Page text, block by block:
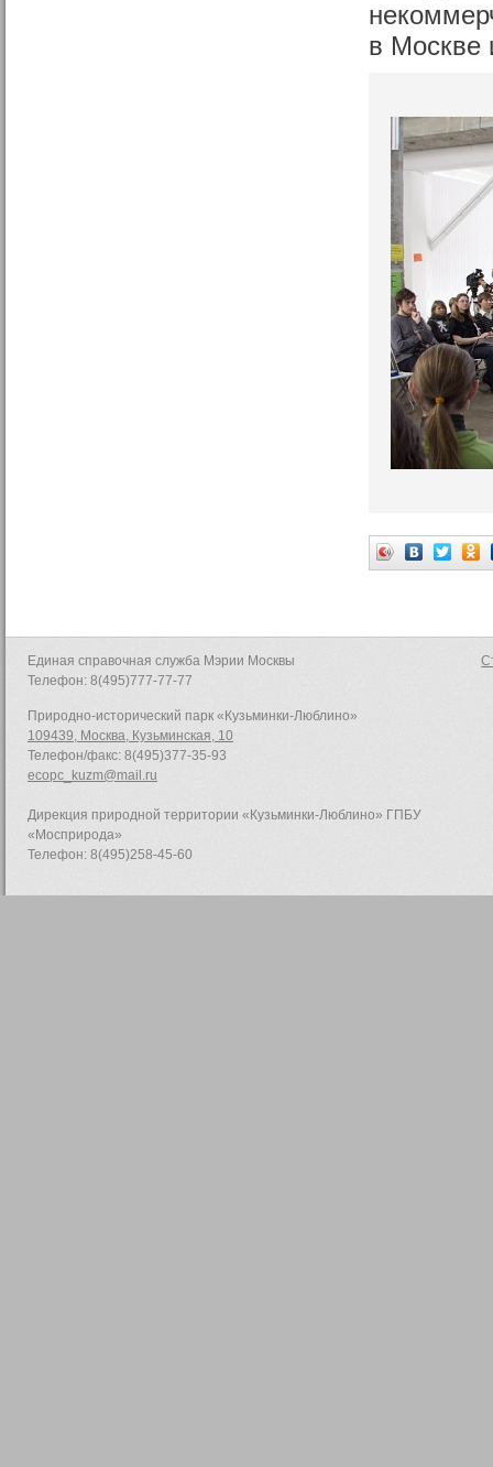
в Москве
Единая справочная служба Мэрии Москвы
Телефон: 8(495)777-77-77
Природно-исторический парк «Кузьминки-Люблино»
109439, Москва, Кузьминская, 10
Телефон/факс: 8(495)377-35-93
ecopc_kuzm@mail.ru
Дирекция природной территории «Кузьминки-Люблино» ГПБУ
«Мосприрода»
Телефон: 8(495)258-45-60